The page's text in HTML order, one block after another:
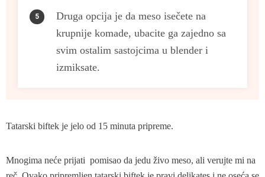
Druga opcija je da meso isečete na
krupnije komade, ubacite ga zajedno sa
svim ostalim sastojcima u blender i
izmiksate.
Tatarski biftek je jelo od 15 minuta pripreme.
Mnogima neće prijati pomisao da jedu živo meso, ali verujte mi na